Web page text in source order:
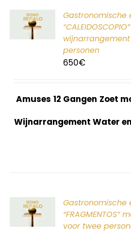
Gastronomische
personen
650€
Amuses 12 Gangen Zoet
Wijnarrangement Water
Gastronomische
voor twee